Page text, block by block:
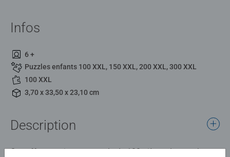
Infos
6 +
Puzzles enfants 100 XXL, 150 XXL, 200 XXL, 300 XXL
100 XXL
3,70 x 33,50 x 23,10 cm
Description
Ce coffret contient un puzzle de 100 pièces. Le nombre et